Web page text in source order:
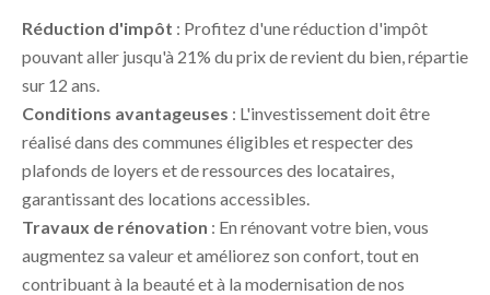
Réduction d'impôt : Profitez d'une réduction d'impôt
pouvant aller jusqu'à 21% du prix de revient du bien, répartie
sur 12 ans.
Conditions avantageuses : L'investissement doit être
réalisé dans des communes éligibles et respecter des
plafonds de loyers et de ressources des locataires,
garantissant des locations accessibles.
Travaux de rénovation : En rénovant votre bien, vous
augmentez sa valeur et améliorez son confort, tout en
contribuant à la beauté et à la modernisation de nos